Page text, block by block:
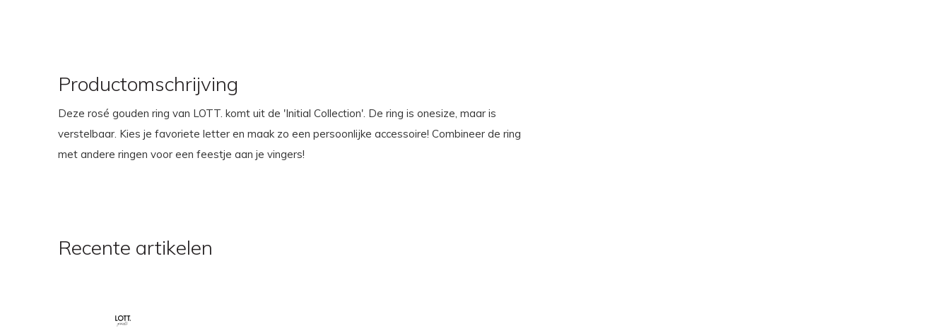
Productomschrijving
Deze rosé gouden ring van LOTT. komt uit de 'Initial Collection'. De ring is onesize, maar is
verstelbaar. Kies je favoriete letter en maak zo een persoonlijke accessoire! Combineer de ring
met andere ringen voor een feestje aan je vingers!
Recente artikelen